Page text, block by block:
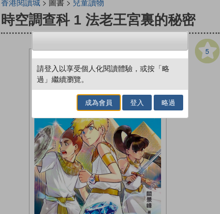
時空調查科 1 法老王宮裏的秘密
5
請登入以享受個人化閱讀體驗，或按「略
過」繼續瀏覽。
成為會員 登入 略過